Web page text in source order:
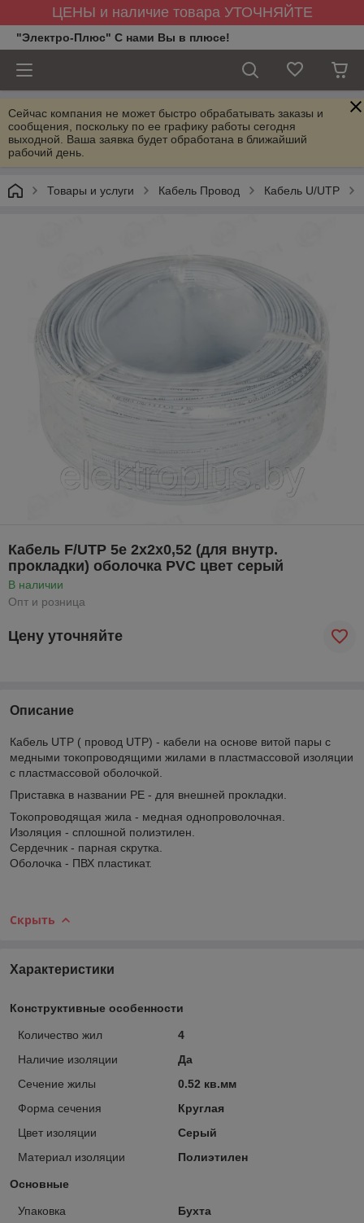
ЦЕНЫ и наличие товара УТОЧНЯЙТЕ
"Электро-Плюс" С нами Вы в плюсе!
Сейчас компания не может быстро обрабатывать заказы и
сообщения, поскольку по ее графику работы сегодня
выходной. Ваша заявка будет обработана в ближайший
рабочий день.
Товары и услуги Кабель Провод Кабель U/UTP
Кабель F/UTP 5е 2х2х0,52 (для внутр.
прокладки) оболочка PVC цвет серый
В наличии
Опт и розница
Цену уточняйте
Описание
Кабель UTP ( провод UTP) - кабели на основе витой пары с
медными токопроводящими жилами в пластмассовой изоляции
с пластмассовой оболочкой.
Приставка в названии PE - для внешней прокладки.
Токопроводящая жила - медная однопроволочная.
Изоляция - сплошной полиэтилен.
Сердечник - парная скрутка.
Оболочка - ПВХ пластикат.
Скрыть
Характеристики
Конструктивные особенности
Количество жил
4
Наличие изоляции
Да
Сечение жилы
0.52 кв.мм
Форма сечения
Круглая
Цвет изоляции
Серый
Материал изоляции
Полиэтилен
Основные
Упаковка
Бухта